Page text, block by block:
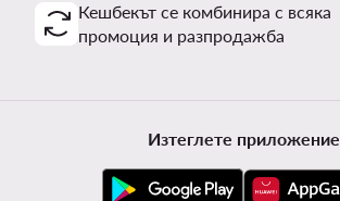
Кешбекът се комбинира с всяка
промоция и разпродажба
Изтеглете приложение